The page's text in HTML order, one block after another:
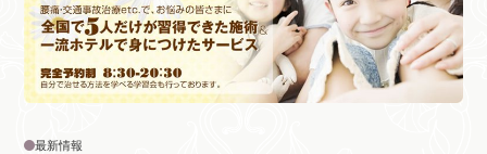
最新情報